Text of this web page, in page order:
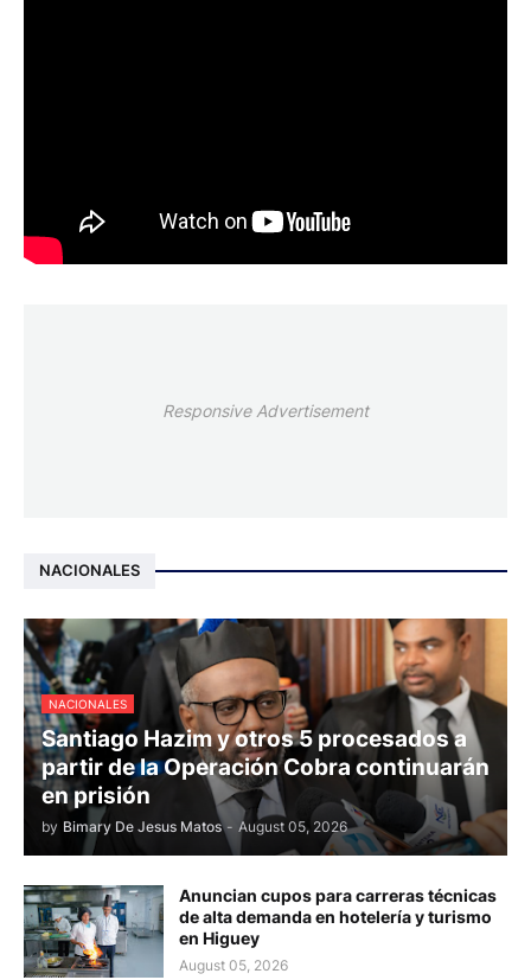
Responsive Advertisement
NACIONALES
NACIONALES
Santiago Hazim y otros 5 procesados a
partir de la Operación Cobra continuarán
en prisión
by Bimary De Jesus Matos - August 05, 2026
Anuncian cupos para carreras técnicas
de alta demanda en hotelería y turismo
en Higuey
August 05, 2026